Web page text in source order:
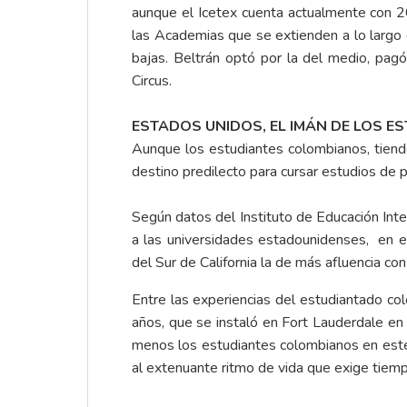
aunque el Icetex cuenta actualmente con
las Academias que se extienden a lo
bajas. Beltrán optó por la del medio,
Circus.
ESTADOS UNIDOS, EL IMÁN DE LOS
Aunque los estudiantes colombianos,
destino predilecto para cursar estudios de
Según datos del Instituto de Educación
a las universidades estadounidenses, en
del Sur de California la de más afluencia
Entre las experiencias del estudiantado
años, que se instaló en Fort Lauderdale
menos los estudiantes colombianos en
al extenuante ritmo de vida que exige